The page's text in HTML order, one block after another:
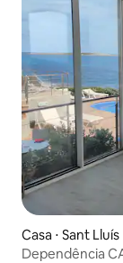
Casa ⋅ Sant Lluís
Dependência